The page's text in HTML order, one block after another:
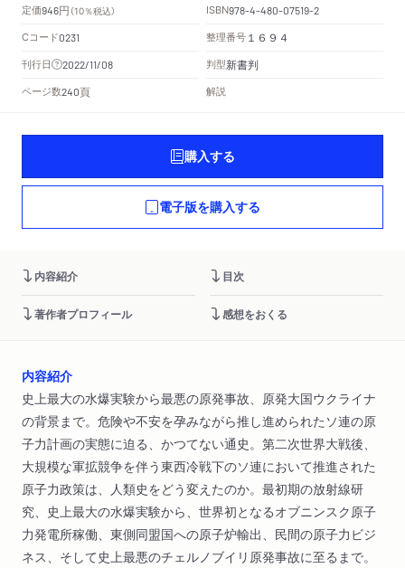
定価946円 （10％税込） ISBN978-4-480-07519-2
Cコード0231 整理番号 １６９４
刊行日 2022/11/08 判型新書判
ページ数240頁 解説
購入する
電子版を購入する
内容紹介 目次
著作者プロフィール 感想をおくる
内容紹介
史上最大の水爆実験から最悪の原発事故、原発大国ウクライナ
の背景まで。危険や不安を孕みながら推し進められたソ連の原
子力計画の実態に迫る、かつてない通史。第二次世界大戦後、
大規模な軍拡競争を伴う東西冷戦下のソ連において推進された
原子力政策は、人類史をどう変えたのか。最初期の放射線研
究、史上最大の水爆実験から、世界初となるオブニンスク原子
力発電所稼働、東側同盟国への原子炉輸出、民間の原子力ビジ
ネス、そして史上最悪のチェルノブイリ原発事故に至るまで。